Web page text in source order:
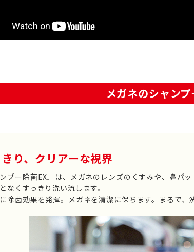
メガネのシャン
り、クリアーな視界
プー除菌EX』は、メガネのレンズのくすみや、鼻パ
なくすっきり洗い流します。
除菌効果を発揮。メガネを清潔に保ちます。まるで